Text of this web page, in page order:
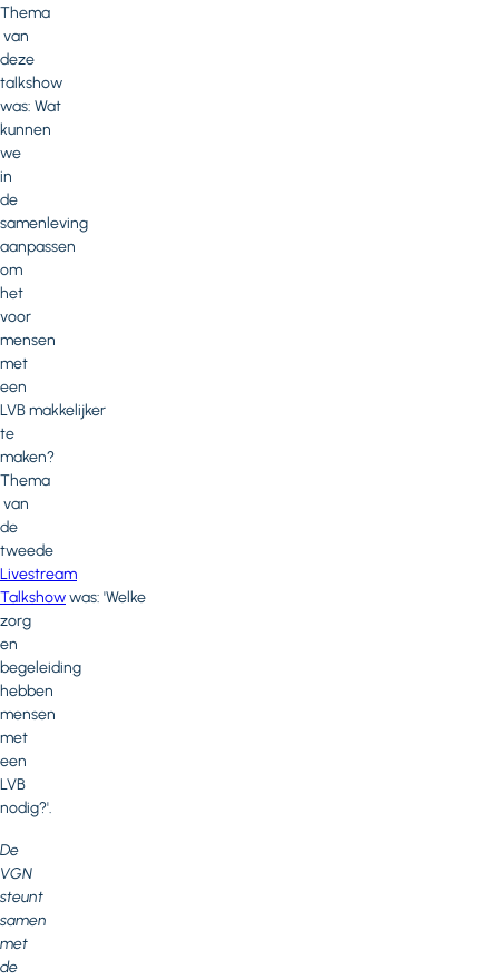
Thema
van
deze
talkshow
was: Wat
kunnen
we
in
de
samenleving
aanpassen
om
het
voor
mensen
met
een
LVB makkelijker
te
maken?
Thema
van
de
tweede
Livestream
Talkshowwas: 'Welke
zorg
en
begeleiding
hebben
mensen
met
een
LVB
nodig?'.
De
VGN
steunt
samen
met
de